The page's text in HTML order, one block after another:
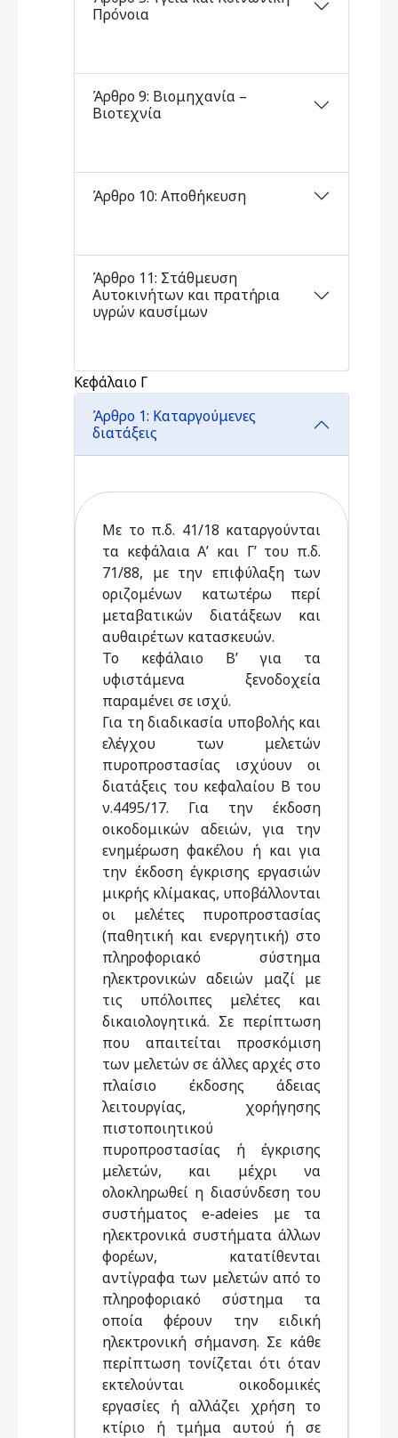
Πρόνοια
Άρθρο 9: Βιομηχανία –
Βιοτεχνία
Άρθρο 10: Αποθήκευση
Άρθρο 11: Στάθμευση
Αυτοκινήτων και πρατήρια
υγρών καυσίμων
Κεφάλαιο Γ
Άρθρο 1: Καταργούμενες
διατάξεις
Με το π.δ. 41/18 καταργούνται
τα κεφάλαια Α’ και Γ’ του π.δ.
71/88, με την επιφύλαξη των
οριζομένων κατωτέρω περί
μεταβατικών διατάξεων και
αυθαιρέτων κατασκευών.
Το κεφάλαιο Β’ για τα
υφιστάμενα ξενοδοχεία
παραμένει σε ισχύ.
Για τη διαδικασία υποβολής και
ελέγχου των μελετών
πυροπροστασίας ισχύουν οι
διατάξεις του κεφαλαίου Β του
ν.4495/17. Για την έκδοση
οικοδομικών αδειών, για την
ενημέρωση φακέλου ή και για
την έκδοση έγκρισης εργασιών
μικρής κλίμακας, υποβάλλονται
οι μελέτες πυροπροστασίας
(παθητική και ενεργητική) στο
πληροφοριακό σύστημα
ηλεκτρονικών αδειών μαζί με
τις υπόλοιπες μελέτες και
δικαιολογητικά. Σε περίπτωση
που απαιτείται προσκόμιση
των μελετών σε άλλες αρχές στο
πλαίσιο έκδοσης άδειας
λειτουργίας, χορήγησης
πιστοποιητικού
πυροπροστασίας ή έγκρισης
μελετών, και μέχρι να
ολοκληρωθεί η διασύνδεση του
συστήματος e-adeies με τα
ηλεκτρονικά συστήματα άλλων
φορέων, κατατίθενται
αντίγραφα των μελετών από το
πληροφοριακό σύστημα τα
οποία φέρουν την ειδική
ηλεκτρονική σήμανση. Σε κάθε
περίπτωση τονίζεται ότι όταν
εκτελούνται οικοδομικές
εργασίες ή αλλάζει χρήση το
κτίριο ή τμήμα αυτού ή σε